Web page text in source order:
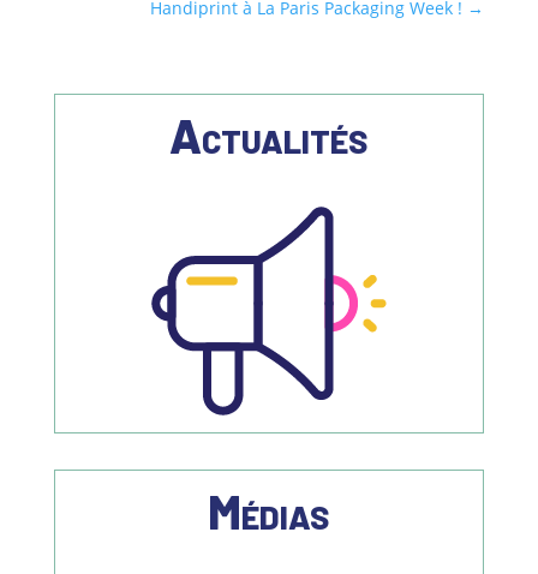
Handiprint à La Paris Packaging Week ! →
Actualités
Médias